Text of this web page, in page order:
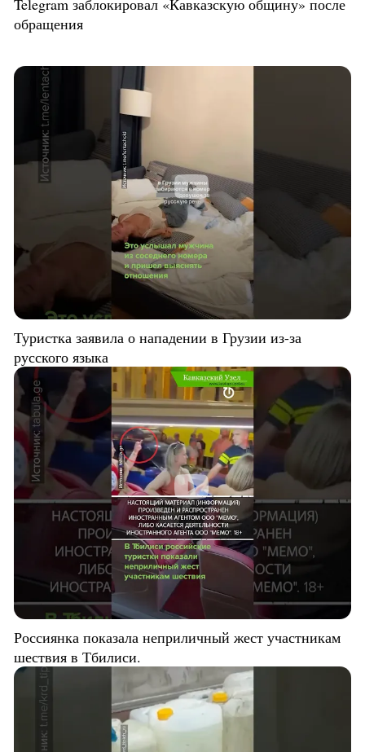
Telegram заблокировал «Кавказскую общину» после
обращения
Туристка заявила о нападении в Грузии из-за
русского языка
Россиянка показала неприличный жест участникам
шествия в Тбилиси.